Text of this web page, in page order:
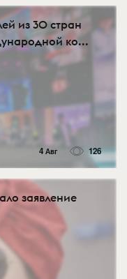
из 30 стран
ко...
4 Авг 126
заявление